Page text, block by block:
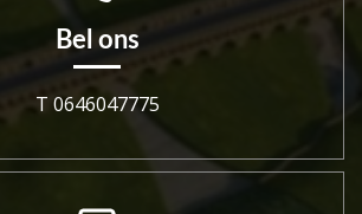
Bel ons
T 0646047775